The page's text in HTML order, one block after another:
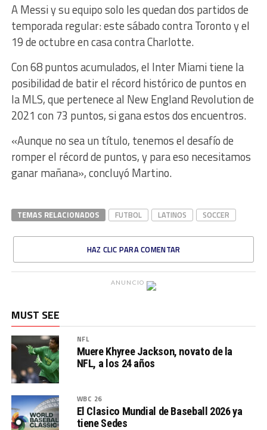
A Messi y su equipo solo les quedan dos partidos de
temporada regular: este sábado contra Toronto y el
19 de octubre en casa contra Charlotte.
Con 68 puntos acumulados, el Inter Miami tiene la
posibilidad de batir el récord histórico de puntos en
la MLS, que pertenece al New England Revolution de
2021 con 73 puntos, si gana estos dos encuentros.
«Aunque no sea un título, tenemos el desafío de
romper el récord de puntos, y para eso necesitamos
ganar mañana», concluyó Martino.
TEMAS RELACIONADOS FUTBOL LATINOS SOCCER
HAZ CLIC PARA COMENTAR
ANUNCIO
MUST SEE
NFL
Muere Khyree Jackson, novato de la
NFL, a los 24 años
WBC 26
El Clasico Mundial de Baseball 2026 ya
tiene Sedes